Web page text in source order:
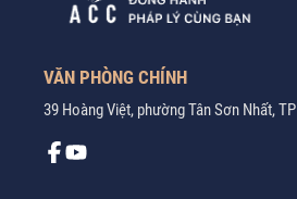
VĂN PHÒNG CHÍNH
39 Hoàng Việt, phường Tân Sơn Nhất,